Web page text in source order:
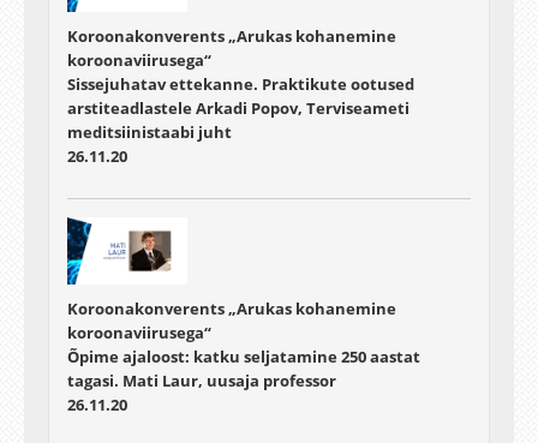
Koroonakonverents „Arukas kohanemine
koroonaviirusega“
Sissejuhatav ettekanne. Praktikute ootused
arstiteadlastele Arkadi Popov, Terviseameti
meditsiinistaabi juht
26.11.20
Koroonakonverents „Arukas kohanemine
koroonaviirusega“
Õpime ajaloost: katku seljatamine 250 aastat
tagasi. Mati Laur, uusaja professor
26.11.20